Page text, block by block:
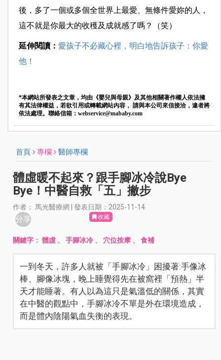
後，多了一個或多個全世界上最愛、無條件愛妳的人，
這不就是你最大的收穫及成就感了嗎？（笑）
延伸閱讀： 愛孩子不必藏心裡，明白地告訴孩子：你愛
他！
*本網站所發表之文章，均由《嬰兒與母親》及其他相關著作權人依法擁
有其法律權益，若欲引用或轉載網站內容， 請與本公司來信接洽，違者將
依法處理。聯絡信箱： webservice@mababy.com
首頁 專欄 醫師專欄
體虛暖不起來？跟手腳冰冷說Bye
Bye！中醫自救「五」撇步
作者： 馬光醫療網 | 發表日期：2025-11-14
分享 收藏
關鍵字：體虛 、手腳冰冷 、 穴位按摩 、食補
一到冬天，許多人就被「手腳冰冷」困擾著:手像冰
棒、腳像冰塊，晚上睡覺得先在被窩裡「預熱」半
天才能睡著。有人以為這只是氣溫低的關係，其實
在中醫的觀點中，手腳冰冷不單是外在環境造成，
而是體內陰陽氣血失衡的表現。